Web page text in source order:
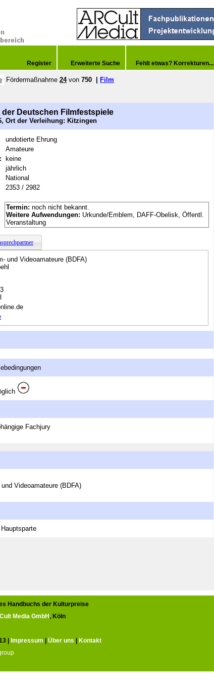
Register Erweiterte Suche Fehlt etwas? Korrekturen...
Fördermaßnahme 24von 750 Film
der Deutschen Filmfestspiele
Ort der Verleihung: Kitzingen
undotierte Ehrung
Amateure
keine
jährlich
National
2353 / 2982
Termin: noch nicht bekannt.
Weitere Aufwendungen: Urkunde/Emblem, DAFF-Obelisk, Öffentl.
Veranstaltung
und Videoamateure (BDFA)
Fachjury
Videoamateure (BDFA)
Hauptsparte
Handbuchs der Kulturpreise
Media GmbH, Köln
| Impressum Über uns
Kontakt